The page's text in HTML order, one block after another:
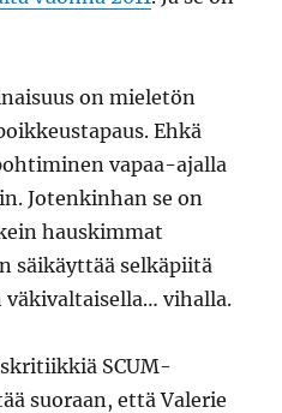
on mieletön
Ehkä
vapaa-ajalla
Jotenkinhan se on
hauskimmat
säikäyttää selkäpiitä
väkivaltaisella… vihalla.
SCUM-
suoraan, että Valerie